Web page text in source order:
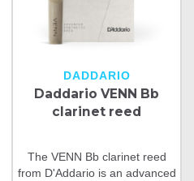
DADDARIO
Daddario VENN Bb
clarinet reed
The VENN Bb clarinet reed
from D'Addario is an advanced